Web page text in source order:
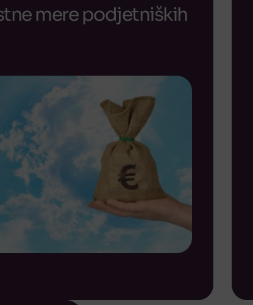
mere podjetniških